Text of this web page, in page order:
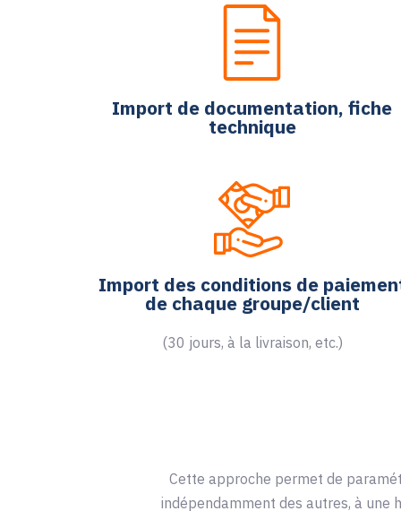
Import de documentation, fiche
technique
Import des conditions de
de chaque groupe/client
(30 jours, à la livraison, etc.)
Cette approche permet de
indépendamment des autres, à une